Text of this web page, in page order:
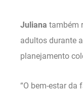
Juliana também
adultos durante
planejamento
“O bem-estar da